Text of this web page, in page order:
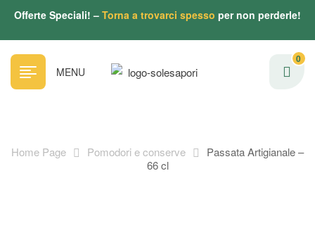
Offerte Speciali! – Torna a trovarci spesso per non perderle!
MENU
0
Home Page Pomodori e conserve
Passata Artigianale –
66 cl